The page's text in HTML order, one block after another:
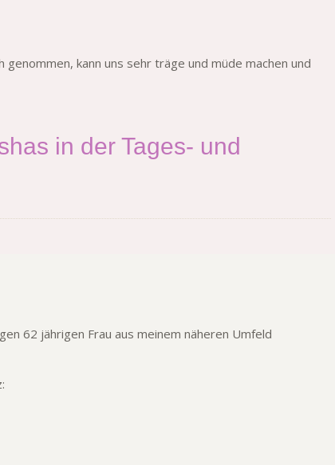
kann uns sehr träge und müde machen und
in der Tages- und
62 jährigen Frau aus meinem näheren Umfeld